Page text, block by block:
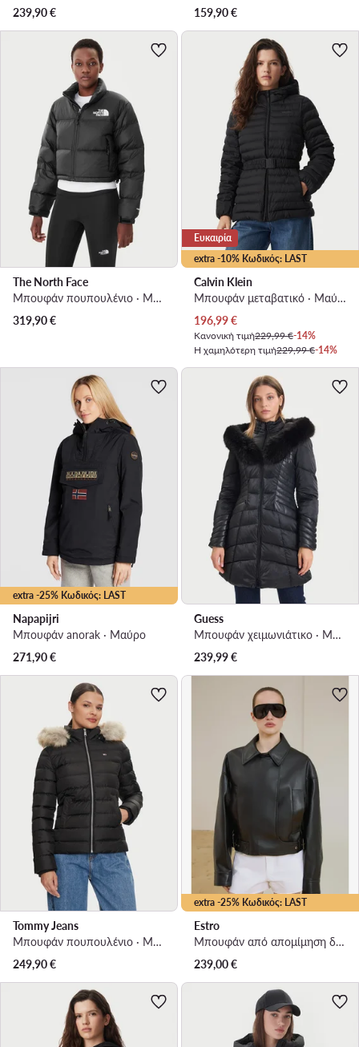
239,90€
159,90€
The North Face
Μπουφάν πουπουλένιο · Μαύρο
319,90€
extra -10% Κωδικός: LAST
Ευκαιρία
Calvin Klein
Μπουφάν μεταβατικό · Μαύρο
Τρέχουσα τιμή
196,99€
Κανονική τιμή229,99 €-14%
Η χαμηλότερη τιμή229,99 €-14%
extra -25% Κωδικός: LAST
Napapijri
Μπουφάν anorak · Μαύρο
271,90€
Guess
Μπουφάν χειμωνιάτικο · Μαύρο
239,99€
Tommy Jeans
Μπουφάν πουπουλένιο · Μαύρο
249,90€
extra -25% Κωδικός: LAST
Estro
Μπουφάν από απομίμηση δέρματος · Μαύρο
239,00€